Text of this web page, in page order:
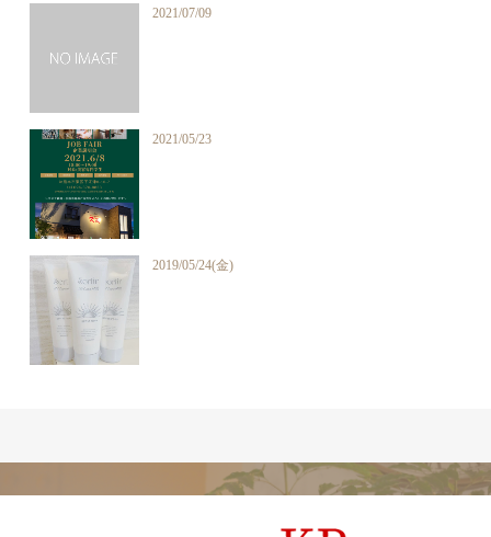
2021/07/09
2021/05/23
2019/05/24(金)